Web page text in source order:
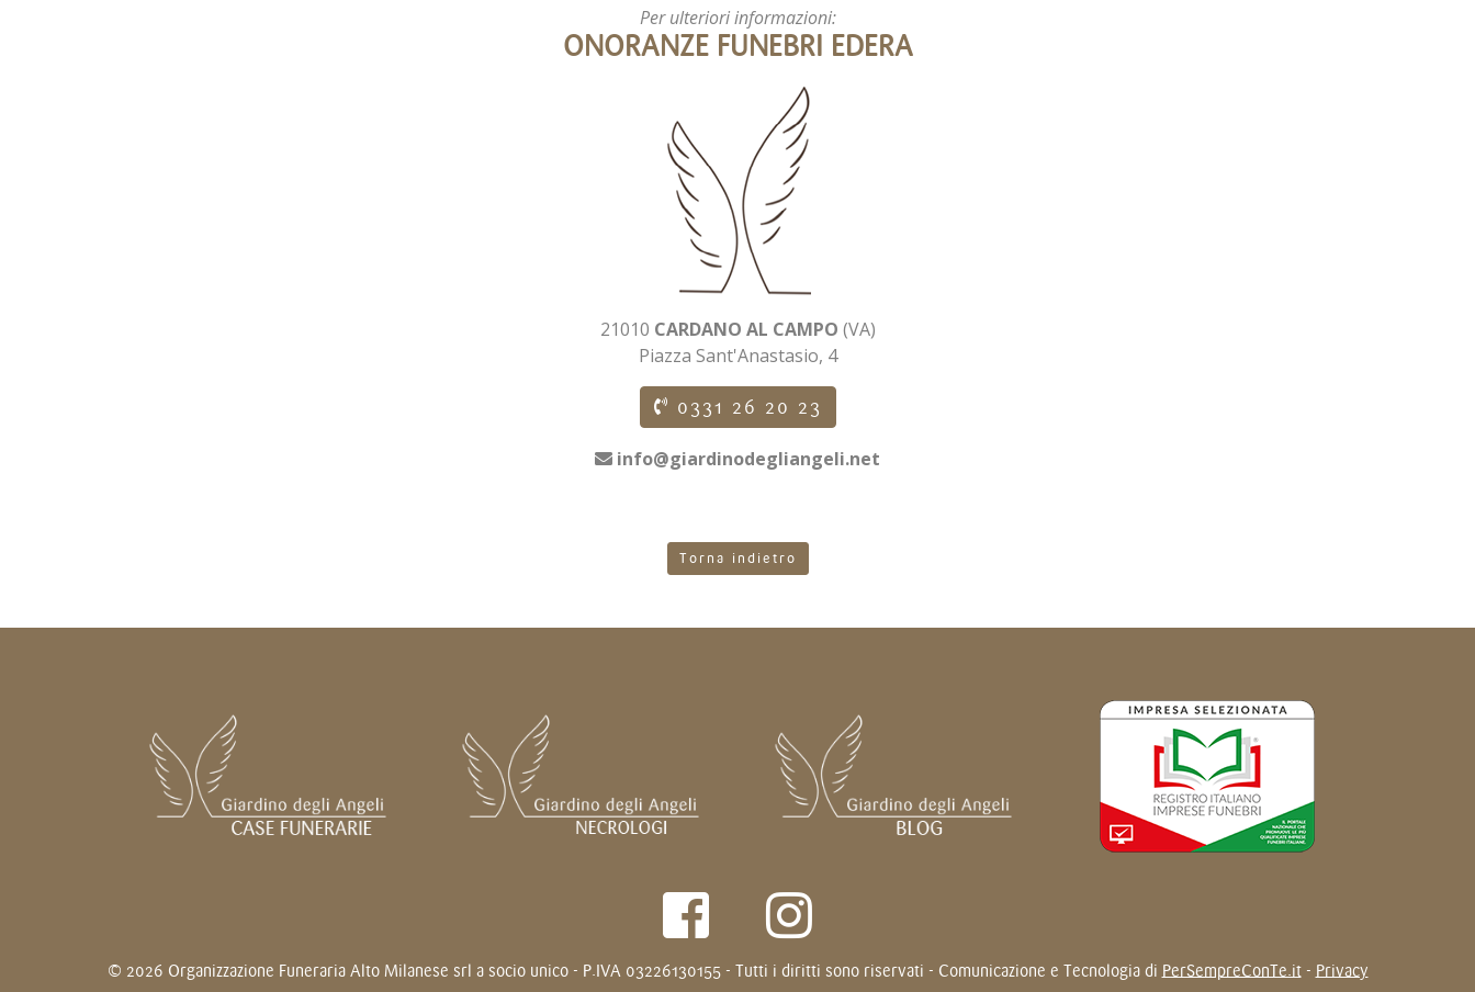
Per ulteriori informazioni:
ONORANZE FUNEBRI EDERA
21010 CARDANO AL CAMPO (VA)
Piazza Sant'Anastasio, 4
0331 26 20 23
info@giardinodegliangeli.net
Torna indietro
© 2026 Organizzazione Funeraria Alto Milanese srl a socio unico - P.IVA 03226130155 - Tutti i diritti sono riservati - Comunicazione e Tecnologia di PerSempreConTe.it- Privacy